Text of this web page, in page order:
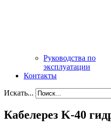
Руководства по
эксплуатации
Контакты
Искать...
Кабелерез K-40